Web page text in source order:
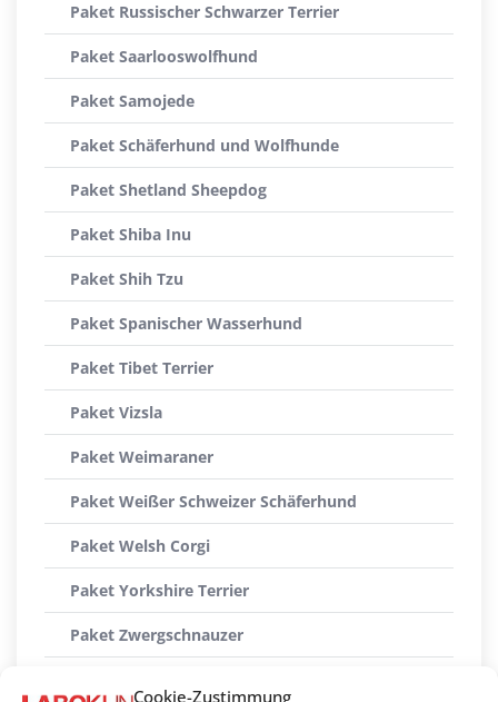
Cookie-Zustimmung
Paket Russischer Schwarzer Terrier
Paket Saarlooswolfhund
Paket Samojede
Paket Schäferhund und Wolfhunde
Paket Shetland Sheepdog
Paket Shiba Inu
Paket Shih Tzu
Paket Spanischer Wasserhund
Paket Tibet Terrier
Paket Vizsla
Paket Weimaraner
Paket Weißer Schweizer Schäferhund
Paket Welsh Corgi
Paket Yorkshire Terrier
Paket Zwergschnauzer